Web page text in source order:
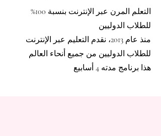
التعلم المرن عبر الإنترنت بنسبة 100%
للطلاب الدوليين
منذ عام 2013، نقدم التعليم عبر الإنترنت
للطلاب الدوليين من جميع أنحاء العالم
هذا برنامج مدته 4 أسابيع